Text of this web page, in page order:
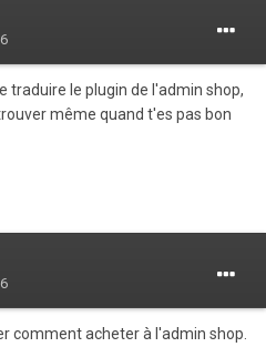
traduire le plugin de l'admin shop,
même quand t'es pas bon
comment acheter à l'admin shop.